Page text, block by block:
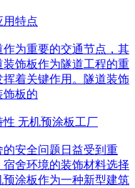
用特点
为重要的交通节点，其
饰板作为隧道工程的重
着关键作用。隧道装饰
饰板的
无机预涂板工厂
安全问题日益受到重
舍环境的装饰材料选择
涂板作为一种新型建筑